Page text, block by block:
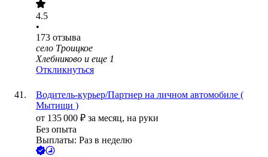
4.5
•
173 отзыва
село Троицкое
Хлебниково и еще 1
Откликнуться
Водитель-курьер/Партнер на личном автомобиле (
Мытищи )
от 135 000 ₽ за месяц, на руки
Без опыта
Выплаты: Раз в неделю